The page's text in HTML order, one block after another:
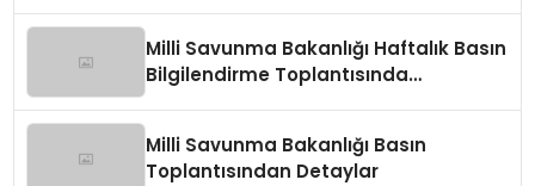
Milli Savunma Bakanlığı Haftalık Basın
Bilgilendirme Toplantısında
Milli Savunma Bakanlığı Basın
Toplantısından Detaylar